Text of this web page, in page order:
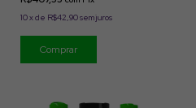
10xde R$42,90sem juros